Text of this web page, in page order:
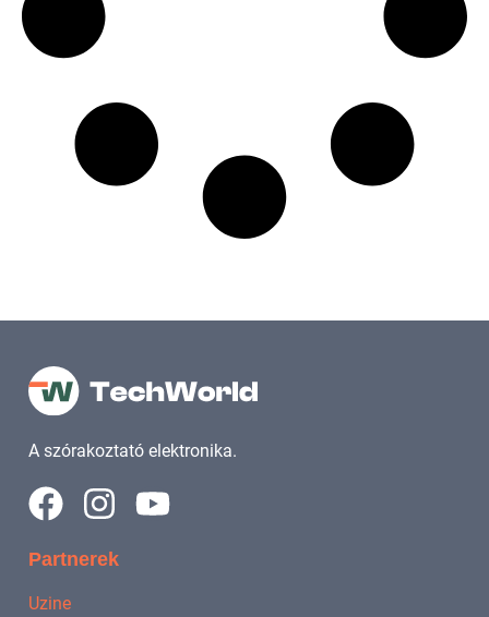
A szórakoztató elektronika.
Partnerek
Uzine